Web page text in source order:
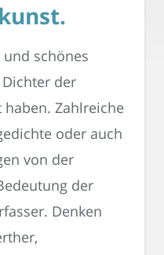
schönes
der
Zahlreiche
oder auch
von der
der
Denken